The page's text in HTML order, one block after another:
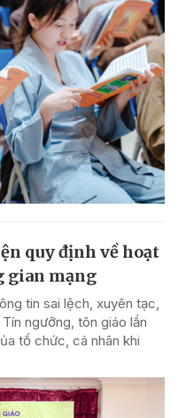
quy định về hoạt
gian mạng
tin sai lệch, xuyên tạc,
ngưỡng, tôn giáo lần
tổ chức, cá nhân khi